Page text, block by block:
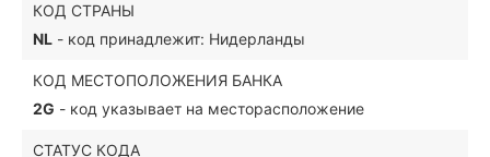
КОД СТРАНЫ
NL - код принадлежит: Нидерланды
КОД МЕСТОПОЛОЖЕНИЯ БАНКА
2G - код указывает на месторасположение
СТАТУС КОДА